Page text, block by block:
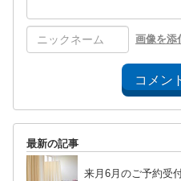
画像を添
コメン
最新の記事
来月6月のご予約受